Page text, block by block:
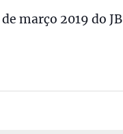
março 2019 do JB